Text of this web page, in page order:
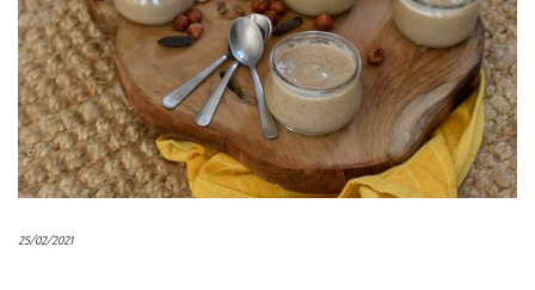
25/02/2021